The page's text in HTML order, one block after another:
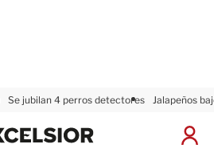
Se jubilan 4 perros detectores Jalapeños
I
x